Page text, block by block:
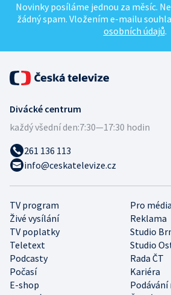
Novinky posíláme jednou za měsíc.
žádný spam. Vložením e-mailu
osobních údajů.